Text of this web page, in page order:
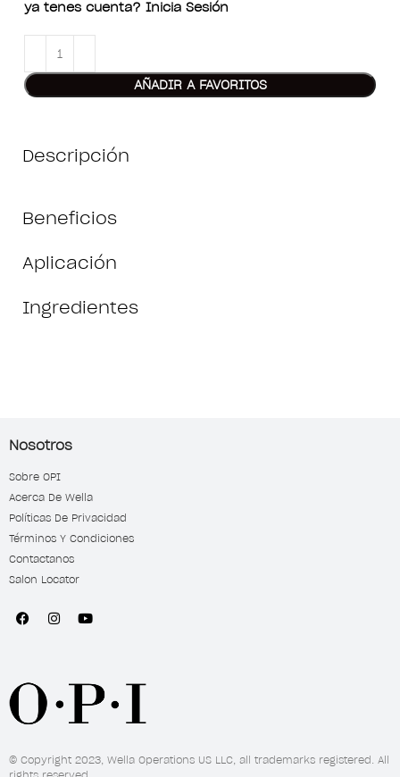
ya tenes cuenta? Inicia Sesión
AÑADIR A FAVORITOS
Descripción
Beneficios
Aplicación
Ingredientes
Nosotros
Sobre OPI
Acerca De Wella
Políticas De Privacidad
Términos Y Condiciones
Contactanos
Salon Locator
© Copyright 2023, Wella Operations US LLC, all trademarks registered. All